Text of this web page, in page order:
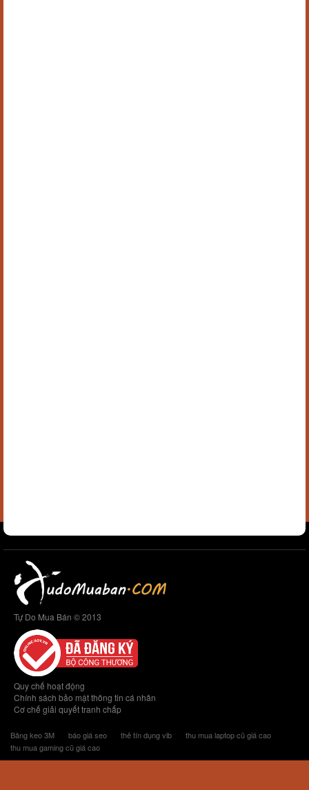
Tự Do Mua Bán © 2013
Quy chế hoạt động
Chính sách bảo mật thông tin cá nhân
Cơ chế giải quyết tranh chấp
Băng keo 3M báo giá seo thẻ tín dụng vib
thu mua laptop cũ giá cao
thu mua gaming cũ giá cao